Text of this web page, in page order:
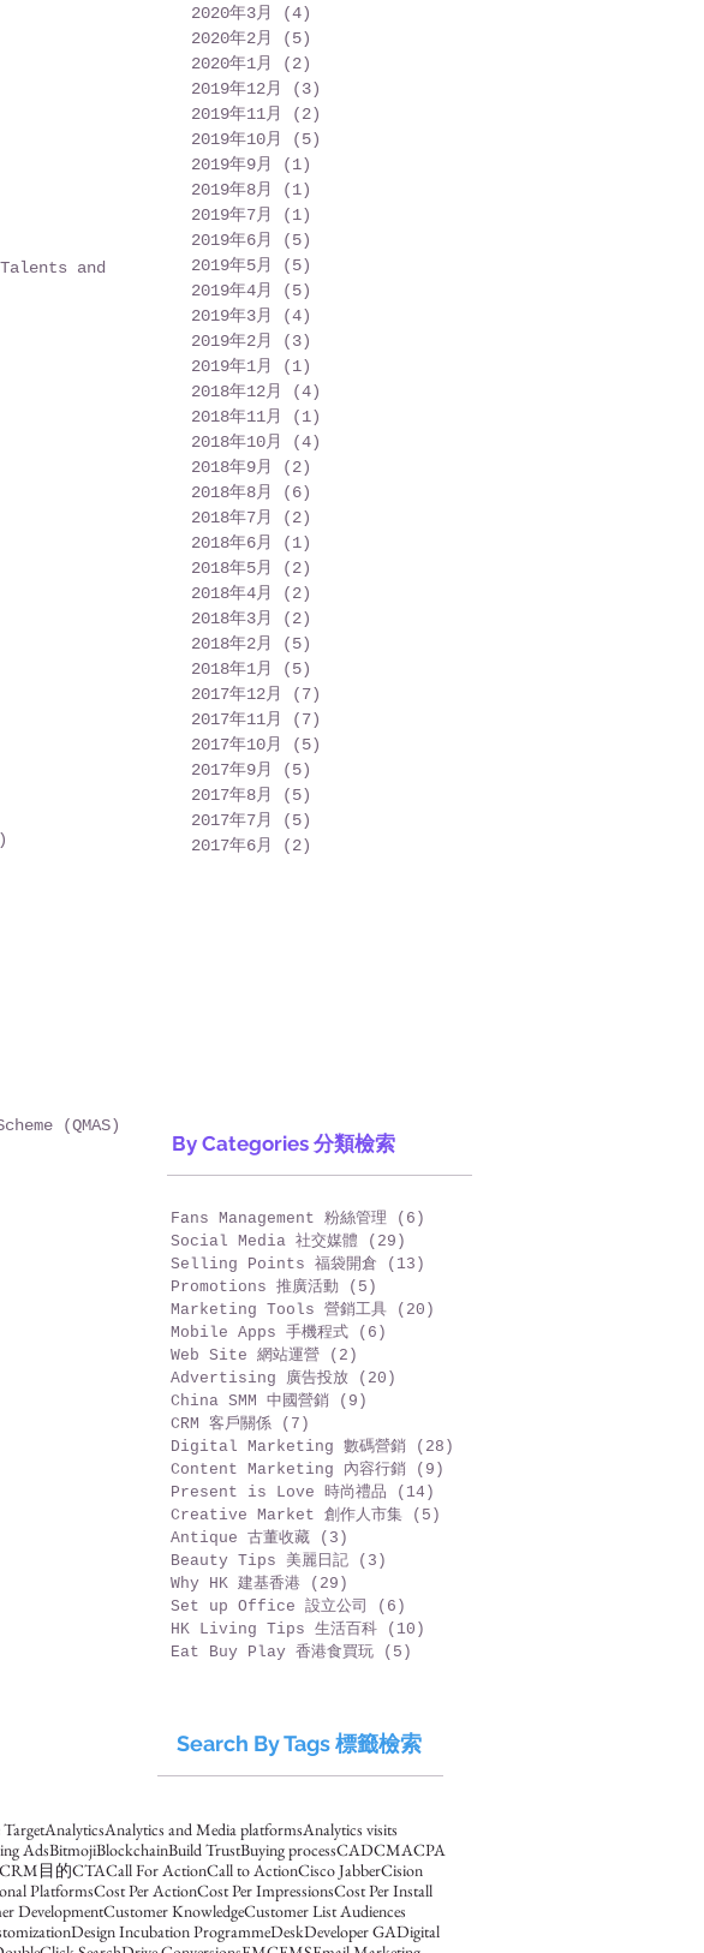
and
(QMAS)
2020年3月
(4)
2020年2月
(5)
2020年1月
(2)
2019年12月
(3)
2019年11月
(2)
2019年10月
(5)
2019年9月
(1)
2019年8月
(1)
2019年7月
(1)
2019年6月
(5)
2019年5月
(5)
2019年4月
(5)
2019年3月
(4)
2019年2月
(3)
2019年1月
(1)
2018年12月
(4)
2018年11月
(1)
2018年10月
(4)
2018年9月
(2)
2018年8月
(6)
2018年7月
(2)
2018年6月
(1)
2018年5月
(2)
2018年4月
(2)
2018年3月
(2)
2018年2月
(5)
2018年1月
(5)
2017年12月
(7)
2017年11月
(7)
2017年10月
(5)
2017年9月
(5)
2017年8月
(5)
2017年7月
(5)
2017年6月
(2)
By Categories 分類檢索
Fans Management 粉絲管理 (6)
Social Media 社交媒體
(29)
Selling Points 福袋開倉
(13)
Promotions 推廣活動
(5)
Marketing Tools 營銷工具
(20)
Mobile Apps 手機程式
(6)
Web Site 網站運營
(2)
Advertising 廣告投放
(20)
China SMM 中國營銷
(9)
CRM 客戶關係
(7)
Digital Marketing 數碼營銷
(28)
Content Marketing 內容行銷
(9)
Present is Love 時尚禮品
(14)
Creative Market 創作人市集
(5)
Antique 古董收藏
(3)
Beauty Tips 美麗日記
(3)
Why HK 建基香港
(29)
Set up Office 設立公司
(6)
HK Living Tips 生活百科
(10)
Eat Buy Play 香港食買玩
(5)
Search By Tags 標籤檢索
AnalyticsAnalytics and Media platformsAnalytics visits
AdsBitmojiBlockchainBuild TrustBuying processCADCMACPA
CRM目的CTACall For ActionCall to ActionCisco JabberCision
PlatformsCost Per ActionCost Per ImpressionsCost Per Install
DevelopmentCustomer KnowledgeCustomer List Audiences
Design Incubation ProgrammeDeskDeveloper GADigital